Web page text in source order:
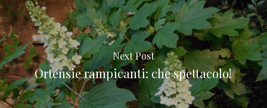
Next Post
Ortensie rampicanti: che spettacolo!